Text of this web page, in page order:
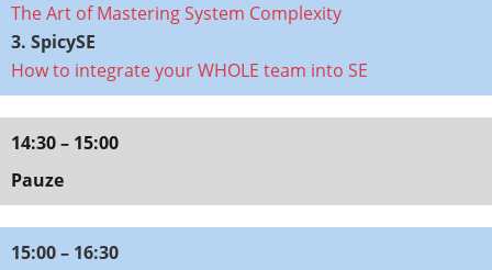
The Art of Mastering System Complexity
3. SpicySE
How to integrate your WHOLE team into SE
14:30 – 15:00
Pauze
15:00 – 16:30